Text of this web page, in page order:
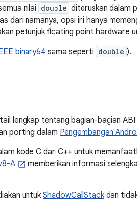
nilai double diteruskan dalam
dari namanya, opsi ini hanya
petunjuk floating point hardware
binary64 sama seperti double ).
lengkap tentang bagian-bagian ABI
porting dalam Pengembangan
kode C dan C++ untuk
A
memberikan informasi
untuk ShadowCallStackdan